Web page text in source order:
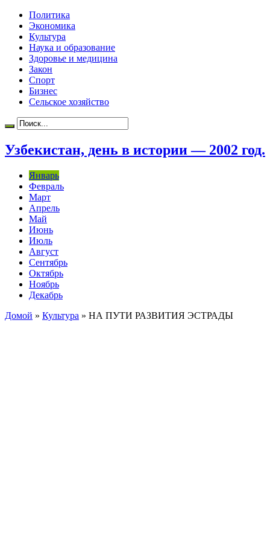
Политика
Экономика
Культура
Наука и образование
Здоровье и медицина
Закон
Спорт
Бизнес
Сельское хозяйство
Узбекистан, день в истории — 2002 год.
Январь
Февраль
Март
Апрель
Май
Июнь
Июль
Август
Сентябрь
Октябрь
Ноябрь
Декабрь
Домой » Культура » НА ПУТИ РАЗВИТИЯ ЭСТРАДЫ